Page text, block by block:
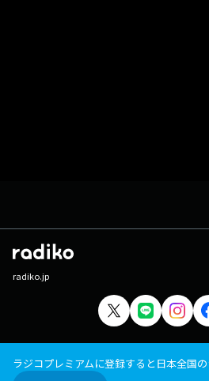
radiko.jp
ラジコプレミアムに登録すると日本全国